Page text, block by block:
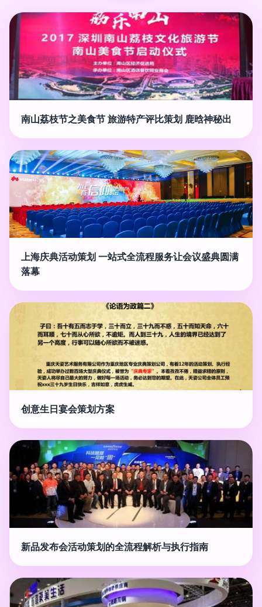
南山荔枝节之美食节 旅游特产评比策划 鹿晗神秘出
上海庆典活动策划 一站式全流程服务让会议盛典圆满
落幕
创意生日宴会策划方案
新品发布会活动策划的全流程解析与执行指南